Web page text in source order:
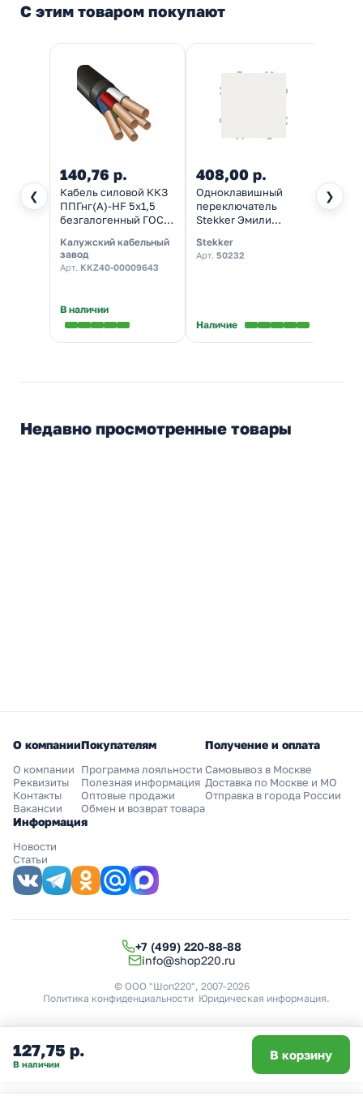
С этим товаром покупают
❮ ❯
140,76 р.
Кабель силовой ККЗ
ППГнг(А)-HF 5х1,5
безгалогенный ГОСТ
Калужский кабельный
завод
Арт. KKZ40-00009643
В наличии
408,00 р.
Одноклавишный
переключатель
Stekker Эмили
безвинтовые, белый
фарфор
Stekker
Арт. 50232
Наличие
Недавно просмотренные товары
127,75 р.
В наличии
В корзину
О компании
О компании
Реквизиты
Контакты
Вакансии
Покупателям
Программа лояльности
Полезная информация
Оптовые продажи
Обмен и возврат товара
Получение и оплата
Самовывоз в Москве
Доставка по Москве и МО
Отправка в города России
Информация
Новости
Статьи
+7 (499) 220-88-88
info@shop220.ru
© ООО "Шоп220", 2007-2026
Политика конфиденциальности Юридическая информация.